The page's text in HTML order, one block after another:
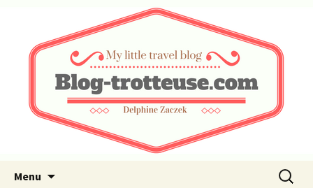
Blog-trotteuse.com
My little travel blog …
Menu